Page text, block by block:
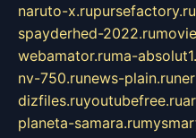
naruto-x.rupursefactory.ru
spayderhed-2022.ru
webamator.ruma-
nv-750.runews-plain.ru
dizfiles.ruyoutubefree.ru
planeta-samara.ru